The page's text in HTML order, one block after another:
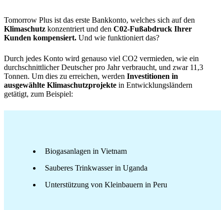
Tomorrow Plus ist das erste Bankkonto, welches sich auf den
Klimaschutz konzentriert und den C02-Fußabdruck Ihrer
Kunden kompensiert. Und wie funktioniert das?
Durch jedes Konto wird genauso viel CO2 vermieden, wie ein
durchschnittlicher Deutscher pro Jahr verbraucht, und zwar 11,3
Tonnen. Um dies zu erreichen, werden Investitionen in
ausgewählte Klimaschutzprojekte in Entwicklungsländern
getätigt, zum Beispiel:
Biogasanlagen in Vietnam
Sauberes Trinkwasser in Uganda
Unterstützung von Kleinbauern in Peru